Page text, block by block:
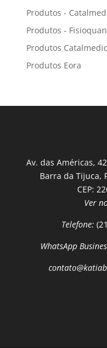
Produtos -
Produtos -
Produtos
Produtos Eora
Av. das Américas,
Barra da Tijuca,
CEP:
Ver
Telefone:
WhatsApp